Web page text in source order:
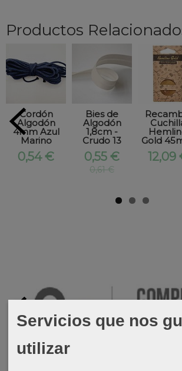
Productos
Cordón
Algodón
4mm Azul
Marino
0,54 €
Bies de
Algodón
1,8cm -
Crudo 13
0,55 €
0,61 €
Gold
12,09
Servicios que nos
utilizar